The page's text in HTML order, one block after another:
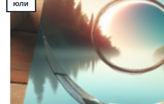
юли